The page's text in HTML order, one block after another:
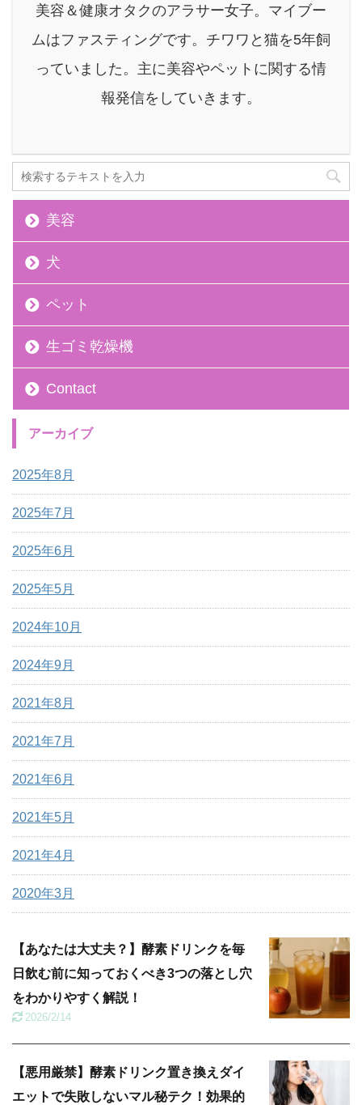
原因は人それぞれ様々で
あるからこそ、厄介。 日
改善などをしっかりして
いるけど、それにも関わ
美容＆健康オタクのアラサー女子。マイブー
ムはファスティングです。チワワと猫を5年飼
っていました。主に美容やペットに関する情
報発信をしていきます。
美容
犬
ペット
生ゴミ乾燥機
Contact
アーカイブ
2025年8月
2025年7月
2025年6月
2025年5月
2024年10月
2024年9月
2021年8月
2021年7月
2021年6月
2021年5月
2021年4月
2020年3月
【あなたは大丈夫？】酵素ドリンクを毎
日飲む前に知っておくべき3つの落とし穴
をわかりやすく解説！
2026/2/14
【悪用厳禁】酵素ドリンク置き換えダイ
エットで失敗しないマル秘テク！効果的